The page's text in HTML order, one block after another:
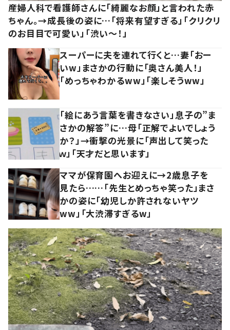
産婦人科で看護師さんに「綺麗なお顔」と言われた赤
ちゃん。→成長後の姿に…「将来有望すぎる」「クリクリ
のお目目で可愛い」「渋い～！」
スーパーに夫を連れて行くと…妻「おー
いw」まさかの行動に「奥さん美人！」
「めっちゃわかるww」「楽しそうww」
「絵にあう言葉を書きなさい」息子の”ま
さかの解答”に…母「正解でよいでしょう
か？」→衝撃の光景に「声出して笑った
ｗ」「天才だと思います」
ママが保育園へお迎えに→2歳息子を
見たら……「先生とめっちゃ笑った」まさ
かの姿に「幼児しか許されないヤツ
ww」「大渋滞すぎるw」